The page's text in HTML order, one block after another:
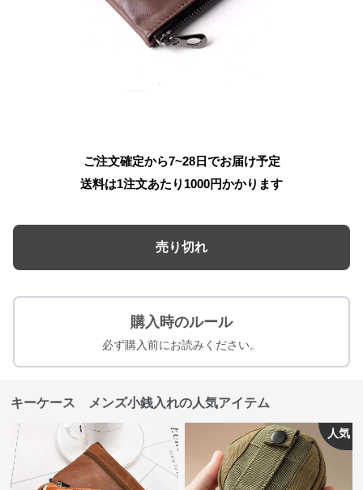
ご注文確定から7~28日でお届け予定
送料は1注文あたり 1000円かかります
売り切れ
購入時のルール
必ず購入前にお読みください。
キーケース メンズ小銭入れの人気アイテム
人気